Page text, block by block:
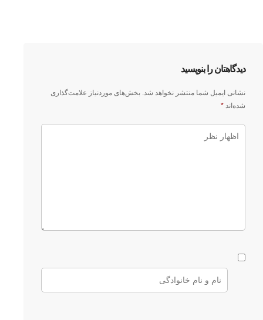
دیدگاهتان را بنویسید
نشانی ایمیل شما منتشر نخواهد شد. بخش‌های موردنیاز علامت‌گذاری
شده‌اند *